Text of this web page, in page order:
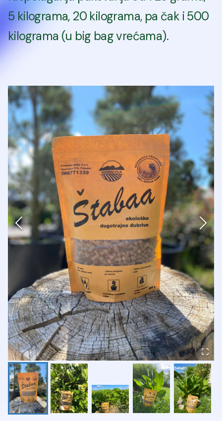
5 kilograma, 20 kilograma, pa čak i 500
kilograma (u big bag vrećama).